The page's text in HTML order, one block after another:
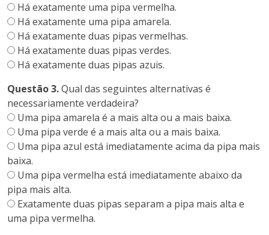
Há exatamente uma pipa vermelha.
Há exatamente uma pipa amarela.
Há exatamente duas pipas vermelhas.
Há exatamente duas pipas verdes.
Há exatamente duas pipas azuis.
Questão 3.Qual das seguintes alternativas é
necessariamente verdadeira?
Uma pipa amarela é a mais alta ou a mais baixa.
Uma pipa verde é a mais alta ou a mais baixa.
Uma pipa azul está imediatamente acima da pipa mais
baixa.
Uma pipa vermelha está imediatamente abaixo da
pipa mais alta.
Exatamente duas pipas separam a pipa mais alta e
uma pipa vermelha.